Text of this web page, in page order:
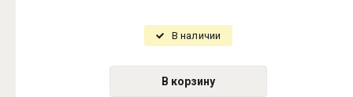
В наличии
В корзину